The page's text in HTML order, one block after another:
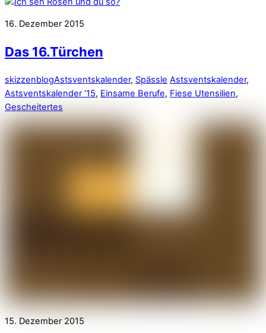
16. Dezember 2015
Das 16.Türchen
skizzenblogAstsventskalender, Spässle Astsventskalender,
Astsventskalender '15, Einsame Berufe, Fiese Utensilien,
Gescheitertes
15. Dezember 2015